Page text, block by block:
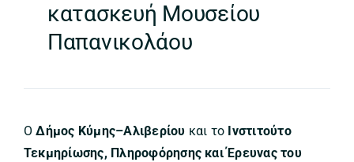
κατασκευή Μουσείου
Παπανικολάου
Ο Δήμος Κύμης–Αλιβερίου και το Ινστιτούτο
Τεκμηρίωσης, Πληροφόρησης και Έρευνας του